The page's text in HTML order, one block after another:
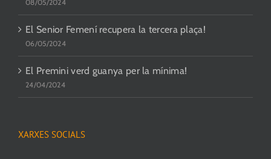
08/05/2024
El Senior Femení recupera la tercera plaça!
06/05/2024
El Premini verd guanya per la mínima!
24/04/2024
XARXES SOCIALS